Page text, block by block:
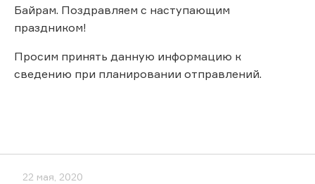
Байрам. Поздравляем с наступающим
праздником!
Просим принять данную информацию к
сведению при планировании отправлений.
22 мая, 2020